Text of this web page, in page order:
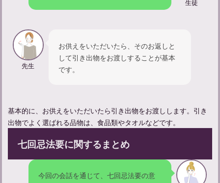
三回忌法要の準備と流れを完全解説！適切な手順で敬意を示す方
生徒
先生
お供えをいただいたら、そのお返しと
して引き出物をお渡しすることが基本
です。
基本的に、お供えをいただいたら引き出物をお渡しします。引き
出物でよく選ばれる品物は、食品類やタオルなどです。
七回忌法要に関するまとめ
今回の会話を通じて、七回忌法要の意